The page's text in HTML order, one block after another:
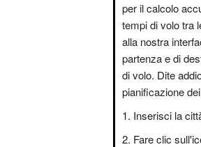
per il calcolo
tempi di volo tra
alla nostra
partenza e di
di volo. Dite
pianificazione
Inserisci la
Fare clic